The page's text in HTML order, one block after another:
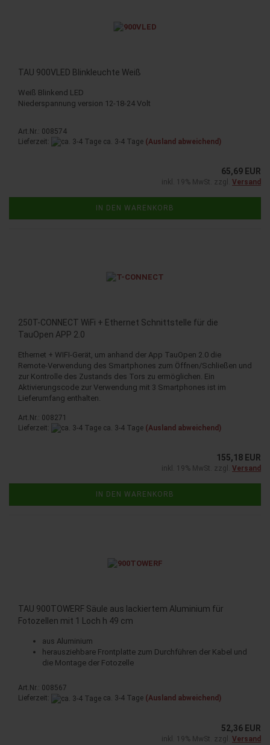
TAU 900VLED Blinkleuchte Weiß
Weiß Blinkend LED
Niederspannung version 12-18-24 Volt
Art.Nr.: 008574
Lieferzeit:
ca. 3-4 Tage (Ausland abweichend)
65,69 EUR
inkl. 19% MwSt. zzgl. Versand
IN DEN WARENKORB
250T-CONNECT WiFi + Ethernet Schnittstelle für die
TauOpen APP 2.0
Ethernet + WIFI-Gerät, um anhand der App TauOpen 2.0 die
Remote-Verwendung des Smartphones zum Öffnen/Schließen und
zur Kontrolle des Zustands des Tors zu ermöglichen. Ein
Aktivierungscode zur Verwendung mit 3 Smartphones ist im
Lieferumfang enthalten.
Art.Nr.: 008271
Lieferzeit:
ca. 3-4 Tage (Ausland abweichend)
155,18 EUR
inkl. 19% MwSt. zzgl. Versand
IN DEN WARENKORB
TAU 900TOWERF Säule aus lackiertem Aluminium für
Fotozellen mit 1 Loch h 49 cm
aus Aluminium
herausziehbare Frontplatte zum Durchführen der Kabel und
die Montage der Fotozelle
Art.Nr.: 008567
Lieferzeit:
ca. 3-4 Tage (Ausland abweichend)
52,36 EUR
inkl. 19% MwSt. zzgl. Versand